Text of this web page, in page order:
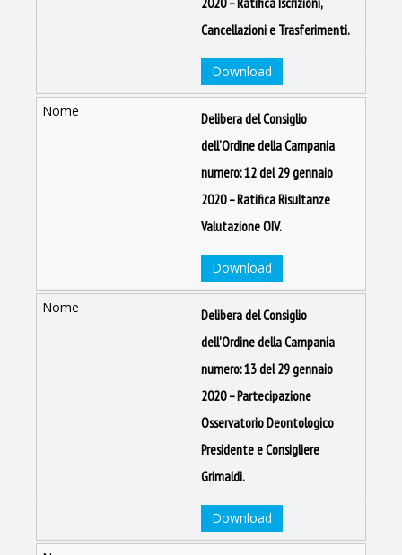
Cancellazioni e Trasferimenti.
Download
Delibera del Consiglio
dell'Ordine della Campania
numero: 12 del 29 gennaio
2020 – Ratifica Risultanze
Valutazione OIV.
Download
Delibera del Consiglio
dell'Ordine della Campania
numero: 13 del 29 gennaio
2020 – Partecipazione
Osservatorio Deontologico
Presidente e Consigliere
Grimaldi.
Download